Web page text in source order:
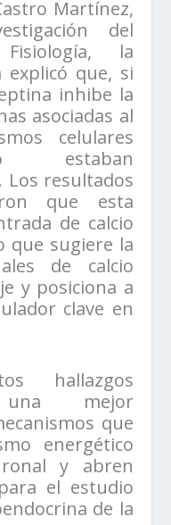
Martínez,
del
la
explicó que, si
inhibe la
asociadas al
celulares
estaban
Los resultados
que esta
de calcio
que sugiere la
de calcio
y posiciona a
clave en
hallazgos
mejor
que
energético
y abren
el estudio
de la